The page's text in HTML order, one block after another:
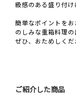
級感のある盛り付け
簡単なポイントを
のしみな重箱料理の
ぜひ、おためしくだ
ご紹介した商品